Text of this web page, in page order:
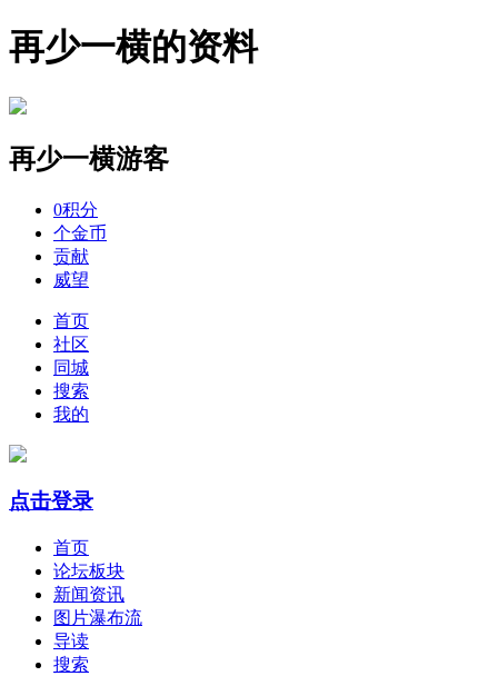
再少一横的资料
再少一横游客
0积分
个金币
贡献
威望
首页
社区
同城
搜索
我的
点击登录
首页
论坛板块
新闻资讯
图片瀑布流
导读
搜索